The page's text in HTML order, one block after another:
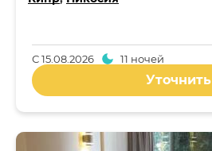
С15.08.2026 11 ночей
Уточнить